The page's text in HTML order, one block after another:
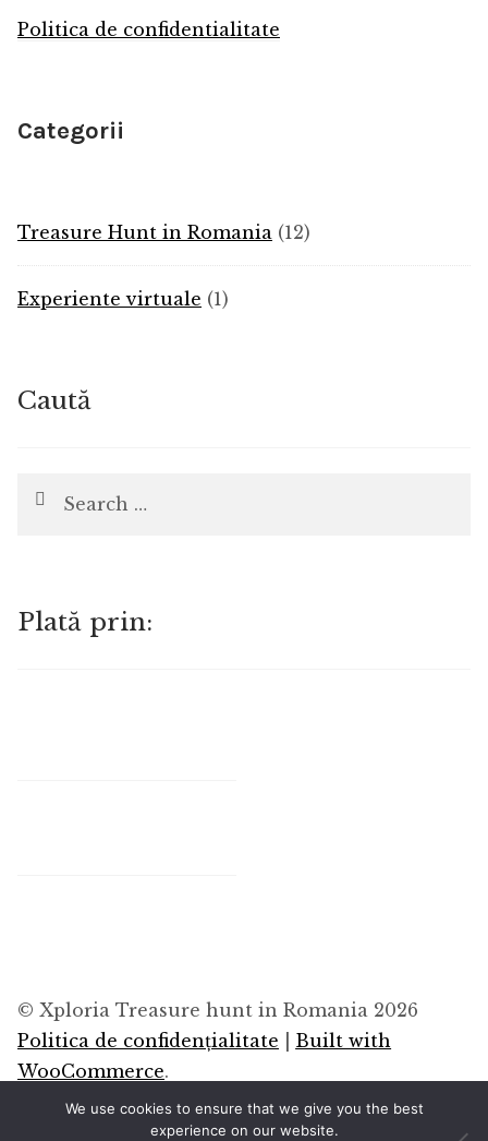
Politica de confidentialitate
Categorii
Treasure Hunt in Romania 1212
products
Experiente virtuale
11
Caută
Search
Plată prin:
© Xploria Treasure hunt in Romania 2026
Politica de confidențialitate
Built with
WooCommerce.
We use cookies to ensure that we give you the best
experience on our website.